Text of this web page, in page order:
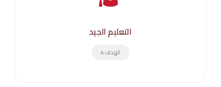
التعليم الجيد
الهدف 4